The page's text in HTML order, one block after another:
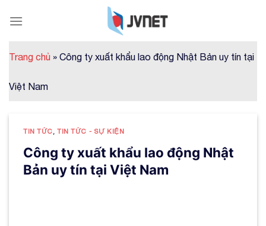
Trang chủ » Công ty xuất khẩu lao động Nhật Bản uy tín tại
Việt Nam
TIN TỨC ,TIN TỨC - SỰ KIỆN
Công ty xuất khẩu lao động Nhật
Bản uy tín tại Việt Nam